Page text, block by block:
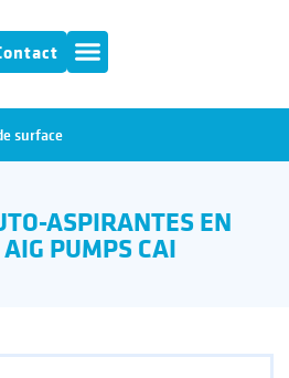
surface
ASPIRANTES EN
PUMPS CAI